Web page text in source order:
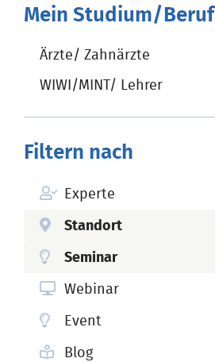
Mein Studium/Beruf
Ärzte/ Zahnärzte
WIWI/MINT/ Lehrer
Filtern nach
Experte
Standort
Seminar
Webinar
Event
Blog